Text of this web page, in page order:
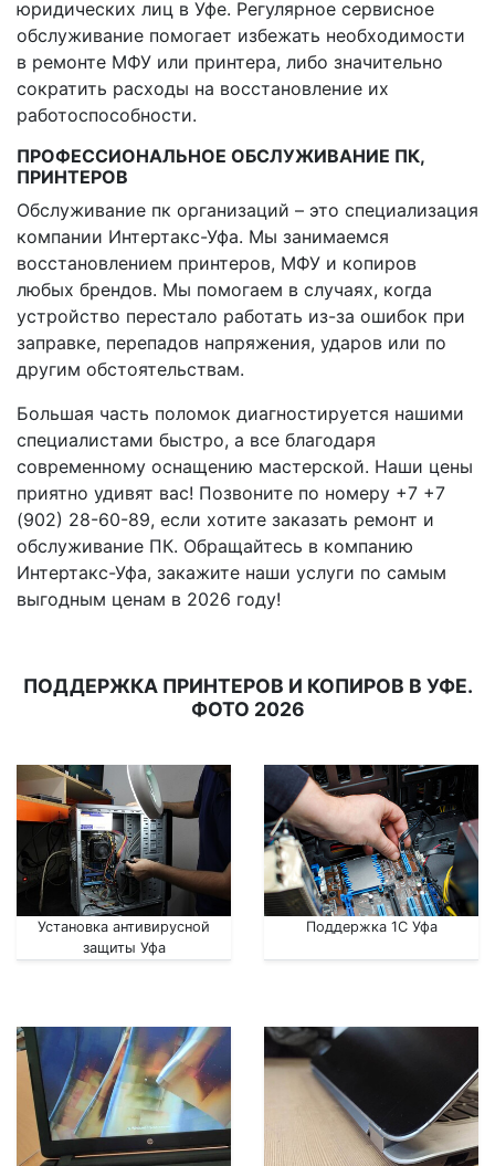
юридических лиц в Уфе. Регулярное сервисное
обслуживание помогает избежать необходимости
в ремонте МФУ или принтера, либо значительно
сократить расходы на восстановление их
работоспособности.
ПРОФЕССИОНАЛЬНОЕ ОБСЛУЖИВАНИЕ ПК,
ПРИНТЕРОВ
Обслуживание пк организаций – это специализация
компании Интертакс-Уфа. Мы занимаемся
восстановлением принтеров, МФУ и копиров
любых брендов. Мы помогаем в случаях, когда
устройство перестало работать из-за ошибок при
заправке, перепадов напряжения, ударов или по
другим обстоятельствам.
Большая часть поломок диагностируется нашими
специалистами быстро, а все благодаря
современному оснащению мастерской. Наши цены
приятно удивят вас! Позвоните по номеру +7 +7
(902) 28-60-89, если хотите заказать ремонт и
обслуживание ПК. Обращайтесь в компанию
Интертакс-Уфа, закажите наши услуги по самым
выгодным ценам в 2026 году!
ПОДДЕРЖКА ПРИНТЕРОВ И КОПИРОВ В УФЕ.
ФОТО 2026
Установка антивирусной
защиты Уфа
Поддержка 1С Уфа